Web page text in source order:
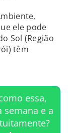
ele pode
Sol (Região
têm
essa,
semana e a